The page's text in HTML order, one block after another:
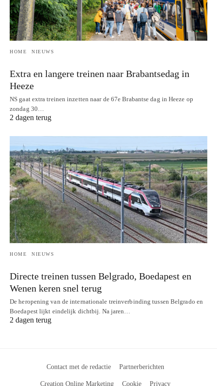
HOME NIEUWS
Extra en langere treinen naar Brabantsedag in
Heeze
NS gaat extra treinen inzetten naar de 67e Brabantse dag in Heeze op
zondag 30…
2 dagen terug
HOME NIEUWS
Directe treinen tussen Belgrado, Boedapest en
Wenen keren snel terug
De heropening van de internationale treinverbinding tussen Belgrado en
Boedapest lijkt eindelijk dichtbij. Na jaren…
2 dagen terug
Contact met de redactie Partnerberichten
Creation Online Marketing Cookie Privacy